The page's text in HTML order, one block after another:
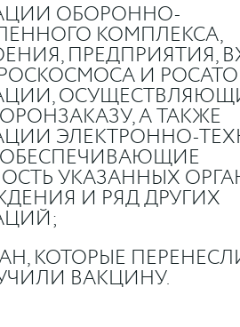
ОБОРОННО-
КОМПЛЕКСА,
ПРЕДПРИЯТИЯ,
И
А ТАКЖЕ
ЭЛЕКТРОННО-
ОБЕСПЕЧИВАЮЩИЕ
УКАЗАННЫХ
И РЯД ДРУГИХ
КОТОРЫЕ
ВАКЦИНУ.